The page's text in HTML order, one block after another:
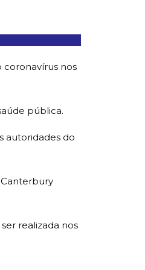
coronavírus nos
pública.
autoridades do
realizada nos